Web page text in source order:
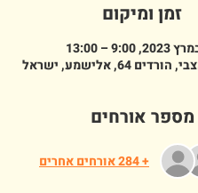
זמן ומיקום
64, אלישמע, ישראל
מספר אורחים
+ 284 אורחים אחרים